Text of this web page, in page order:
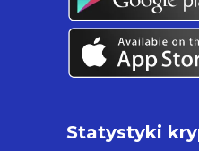
Statystyki